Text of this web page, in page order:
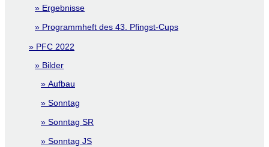
Ergebnisse
Programmheft des 43. Pfingst-Cups
PFC 2022
Bilder
Aufbau
Sonntag
Sonntag SR
Sonntag JS